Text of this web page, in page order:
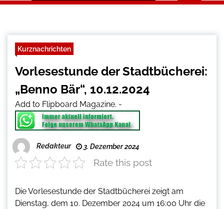
Kurznachrichten
Vorlesestunde der Stadtbücherei:
„Benno Bär“, 10.12.2024
Add to Flipboard Magazine. -
Redakteur 3. Dezember 2024
Rate this post
Die Vorlesestunde der Stadtbücherei zeigt am
Dienstag, dem 10. Dezember 2024 um 16:00 Uhr die